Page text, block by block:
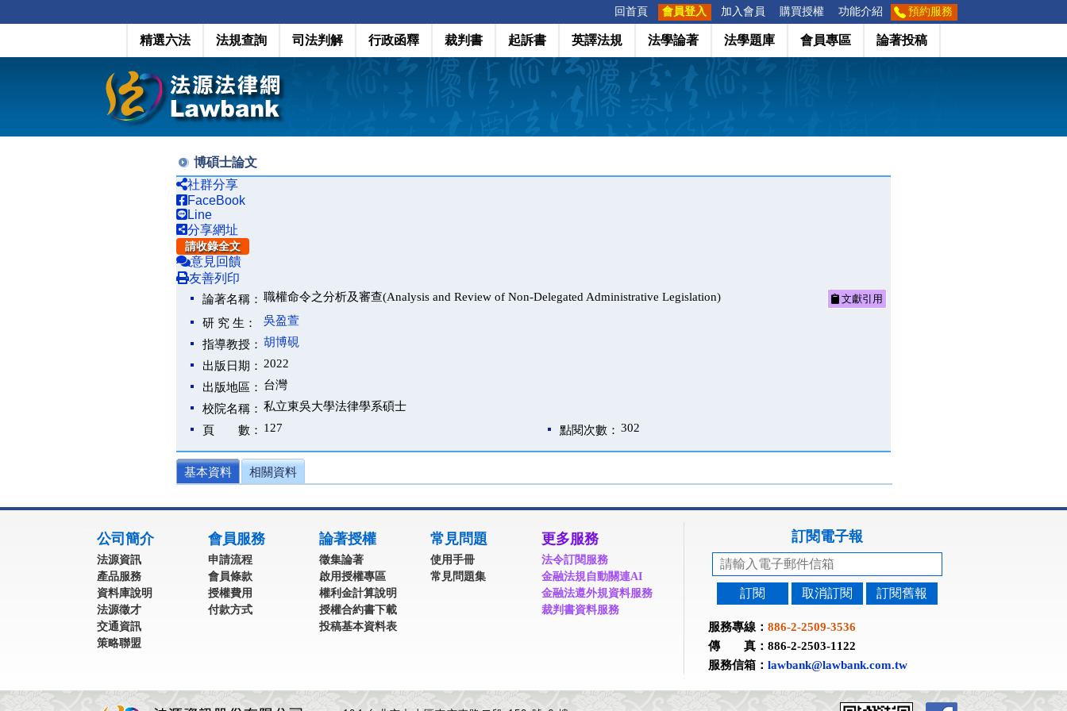
回首頁 會員登入 加入會員 購買授權 功能介紹 預約服務
精選六法 法規查詢 司法判解 行政函釋 裁判書 起訴書 英譯法規 法學論著 法學題庫 會員專區 論著投稿
博碩士論文
社群分享
FaceBook
Line
分享網址
請收錄全文
意見回饋
友善列印
論著名稱： 職權命令之分析及審查(Analysis and Review of Non-Delegated Administrative Legislation) 文獻引用
研 究 生：
吳盈萱
指導教授： 胡博硯
出版日期： 2022
出版地區： 台灣
校院名稱： 私立東吳大學法律學系碩士
頁 數： 127 點閱次數： 302
基本資料 相關資料
公司簡介
法源資訊
產品服務
資料庫說明
法源徵才
交通資訊
策略聯盟
會員服務
申請流程
會員條款
授權費用
付款方式
論著授權
徵集論著
啟用授權專區
權利金計算說明
授權合約書下載
投稿基本資料表
常見問題
使用手冊
常見問題集
更多服務
法令訂閱服務
金融法規自動關連AI
金融法遵外規資料服務
裁判書資料服務
訂閱電子報
訂閱 取消訂閱 訂閱舊報
服務專線： 886-2-2509-3536
傳 真：886-2-2503-1122
服務信箱： lawbank@lawbank.com.tw